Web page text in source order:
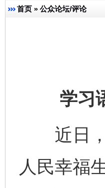
首页 » 公众论坛/评论
学习语
近日，
人民幸福